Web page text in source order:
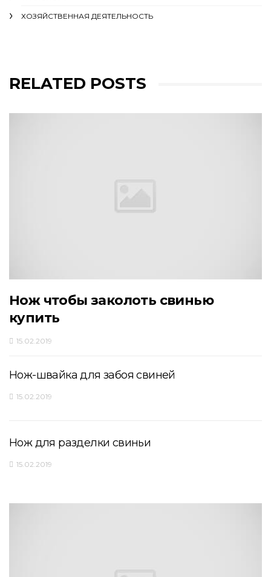
ХОЗЯЙСТВЕННАЯ ДЕЯТЕЛЬНОСТЬ
RELATED POSTS
Нож чтобы заколоть свинью
купить
15.02.2019
Нож-швайка для забоя свиней
15.02.2019
Нож для разделки свиньи
15.02.2019